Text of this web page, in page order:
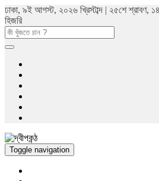
ঢাকা, ৯ই আগস্ট, ২০২৬ খ্রিস্টাব্দ | ২৫শে শ্রাবণ,
হিজরি
Toggle navigation